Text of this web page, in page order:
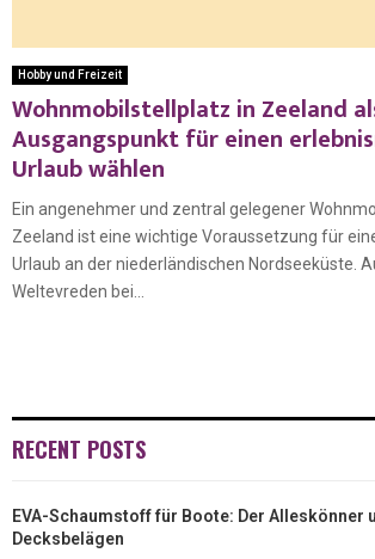
Hobby und Freizeit
Wohnmobilstellplatz in Zeeland
Ausgangspunkt für einen
Urlaub wählen
Ein angenehmer und zentral gelegener
Zeeland ist eine wichtige Voraussetzung für
Urlaub an der niederländischen Nordseeküste.
Weltevreden bei...
RECENT POSTS
EVA-Schaumstoff für Boote: Der Alleskönner
Decksbelägen